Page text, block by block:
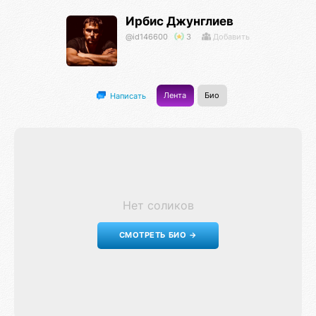
Ирбис Джунглиев
@id146600 3 Добавить
Написать Лента Био
Нет соликов
СМОТРЕТЬ БИО →